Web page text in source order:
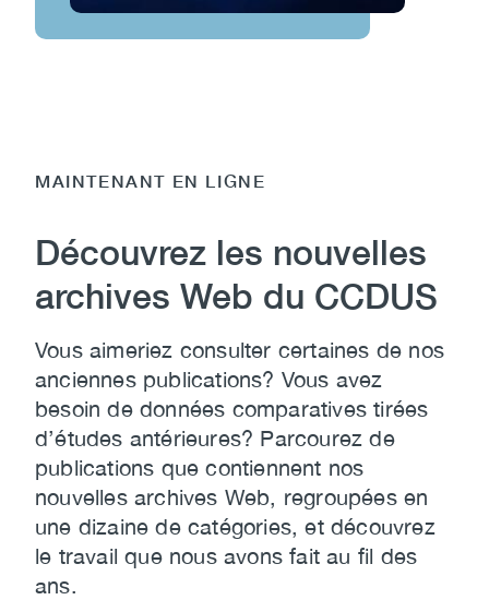
MAINTENANT EN LIGNE
Découvrez les nouvelles
archives Web du CCDUS
Vous aimeriez consulter certaines de nos
anciennes publications? Vous avez
besoin de données comparatives tirées
d’études antérieures? Parcourez de
publications que contiennent nos
nouvelles archives Web, regroupées en
une dizaine de catégories, et découvrez
le travail que nous avons fait au fil des
ans.